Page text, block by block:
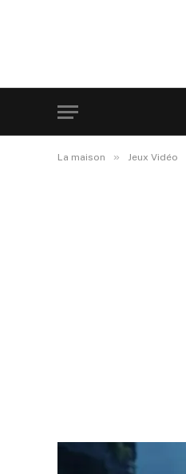
La maison » Jeux Vidéo